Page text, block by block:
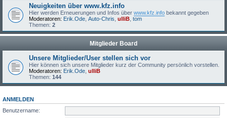
Neuigkeiten über www.kfz.info
Hier werden Erneuerungen und Infos über www.kfz.info bekannt gegeben
Moderatoren: Erik.Ode Auto-Chris ulliB tom
Themen: 2
Mitglieder Board
Unsere Mitglieder/User stellen sich vor
Hier können sich unsere Mitglieder kurz der Community persönlich vorstellen.
Moderatoren: Erik.Ode ulliB
Themen: 144
ANMELDEN
Benutzername: